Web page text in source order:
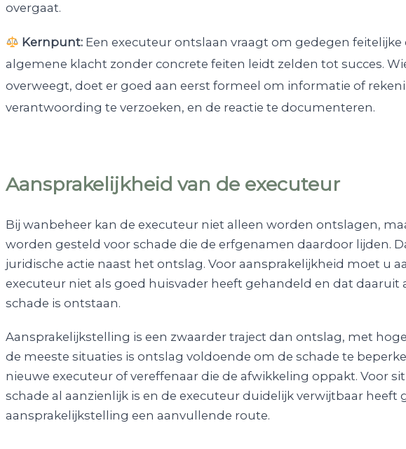
overgaat.
Kernpunt: Een executeur ontslaan vraagt om gedegen
algemene klacht zonder concrete feiten leidt zelden tot succes.
overweegt, doet er goed aan eerst formeel om informatie of
verantwoording te verzoeken, en de reactie te documenteren.
Aansprakelijkheid van de executeur
Bij wanbeheer kan de executeur niet alleen worden ontslagen,
worden gesteld voor schade die de erfgenamen daardoor lijden.
juridische actie naast het ontslag. Voor aansprakelijkheid moet u
executeur niet als goed huisvader heeft gehandeld en dat daaruit
schade is ontstaan.
Aansprakelijkstelling is een zwaarder traject dan ontslag, met
de meeste situaties is ontslag voldoende om de schade te
nieuwe executeur of vereffenaar die de afwikkeling oppakt. Voor
schade al aanzienlijk is en de executeur duidelijk verwijtbaar heeft
aansprakelijkstelling een aanvullende route.